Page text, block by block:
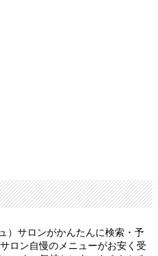
）サロンがかんたんに検索・予
ロン自慢のメニューがお安く受